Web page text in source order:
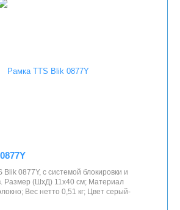
Blik 0877Y, с системой блокировки и
Размер (ШхД) 11х40 см; Материал
Вес нетто 0,51 кг; Цвет серый-